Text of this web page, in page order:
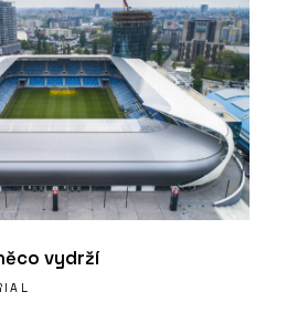
vydrží